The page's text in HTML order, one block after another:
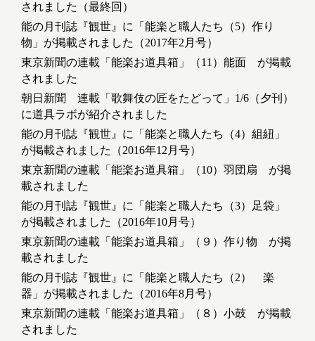
されました（最終回）
能の月刊誌『観世』に「能楽と職人たち（5）作り
物」が掲載されました（2017年2月号）
東京新聞の連載「能楽お道具箱」（11）能面 が掲載
されました
朝日新聞 連載「歌舞伎の匠をたどって」1/6（夕刊）
に道具ラボが紹介されました
能の月刊誌『観世』に「能楽と職人たち（4）組紐」
が掲載されました（2016年12月号）
東京新聞の連載「能楽お道具箱」（10）羽団扇 が掲
載されました
能の月刊誌『観世』に「能楽と職人たち（3）足袋」
が掲載されました（2016年10月号）
東京新聞の連載「能楽お道具箱」（９）作り物 が掲
載されました
能の月刊誌『観世』に「能楽と職人たち（2） 楽
器」が掲載されました（2016年8月号）
東京新聞の連載「能楽お道具箱」（８）小鼓 が掲載
されました